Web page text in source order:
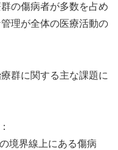
の傷病者が多数を占め
理が全体の医療活動の
群に関する主な課題に
：
境界線上にある傷病